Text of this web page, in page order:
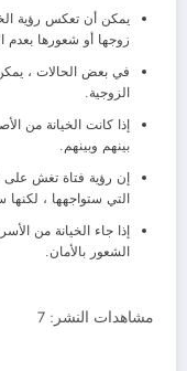
يمكن أن تعكس رؤية
زوجها أو شعورها بعدم
في بعض الحالات ،
الزوجية.
إذا كانت الخيانة من
بينهم وبينهم.
إن رؤية فتاة تغش على
التي ستواجهها ،
إذا جاء الخيانة من
الشعور بالأمان.
مشاهدات النشر: 7